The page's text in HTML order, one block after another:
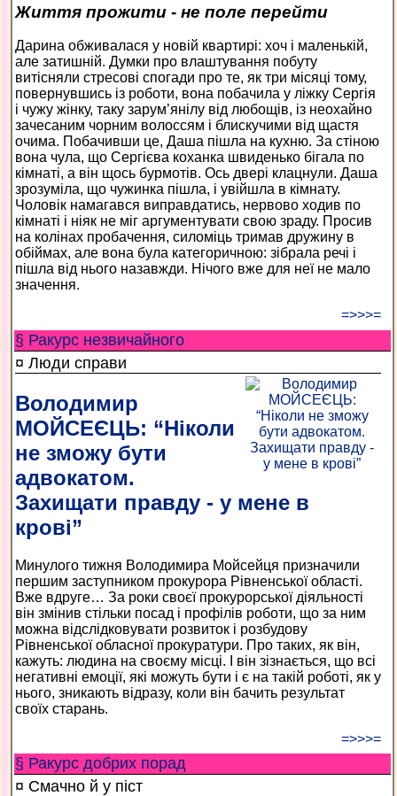
Життя прожити - не поле перейти
Дарина обживалася у новій квартирі: хоч і маленькій,
але затишній. Думки про влаштування побуту
витісняли стресові спогади про те, як три місяці тому,
повернувшись із роботи, вона побачила у ліжку Сергія
і чужу жінку, таку зарум’янілу від любощів, із неохайно
зачесаним чорним волоссям і блискучими від щастя
очима. Побачивши це, Даша пішла на кухню. За стіною
вона чула, що Сергієва коханка швиденько бігала по
кімнаті, а він щось бурмотів. Ось двері клацнули. Даша
зрозуміла, що чужинка пішла, і увійшла в кімнату.
Чоловік намагався виправдатись, нервово ходив по
кімнаті і ніяк не міг аргументувати свою зраду. Просив
на колінах пробачення, силоміць тримав дружину в
обіймах, але вона була категоричною: зібрала речі і
пішла від нього назавжди. Нічого вже для неї не мало
значення.
=>>>=
§ Ракурс незвичайного
¤ Люди справи
Володимир
МОЙСЕЄЦЬ: “Ніколи
не зможу бути
адвокатом.
Захищати правду - у мене в
крові”
Минулого тижня Володимира Мойсейця призначили
першим заступником прокурора Рівненської області.
Вже вдруге… За роки своєї прокурорської діяльності
він змінив стільки посад і профілів роботи, що за ним
можна відслідковувати розвиток і розбудову
Рівненської обласної прокуратури. Про таких, як він,
кажуть: людина на своєму місці. І він зізнається, що всі
негативні емоції, які можуть бути і є на такій роботі, як у
нього, зникають відразу, коли він бачить результат
своїх старань.
=>>>=
§ Ракурс добрих порад
¤ Смачно й у піст